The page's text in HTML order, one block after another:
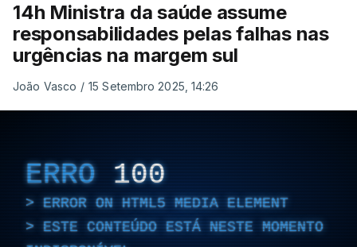
14h Ministra da saúde assume
responsabilidades pelas falhas nas
urgências na margem sul
João Vasco / 15 Setembro 2025, 14:26
ERRO 100
ERROR ON HTML5 MEDIA ELEMENT
ESTE CONTEÚDO ESTÁ NESTE MOMENTO